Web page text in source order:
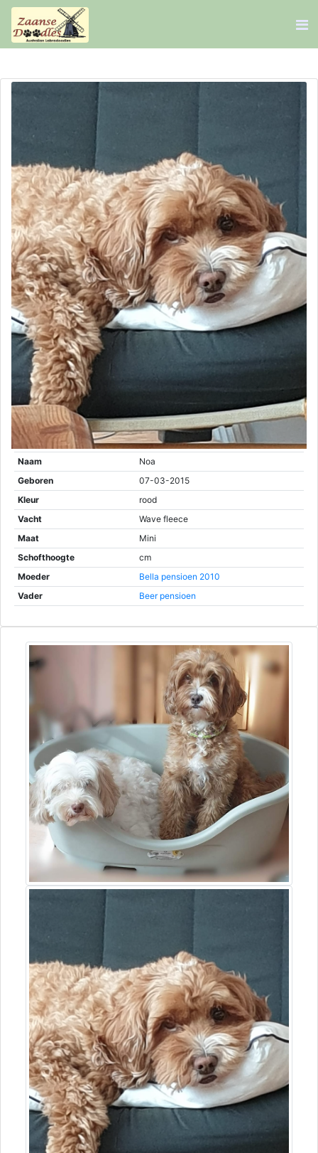
Naam
Noa
Geboren
07-03-2015
Kleur
rood
Vacht
Wave fleece
Maat
Mini
Schofthoogte
cm
Moeder
Bella pensioen 2010
Vader
Beer pensioen